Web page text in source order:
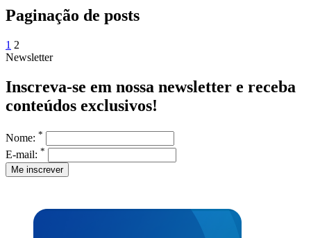
Paginação de posts
1 2
Newsletter
Inscreva-se em nossa newsletter e receba
conteúdos exclusivos!
Nome: *
E-mail: *